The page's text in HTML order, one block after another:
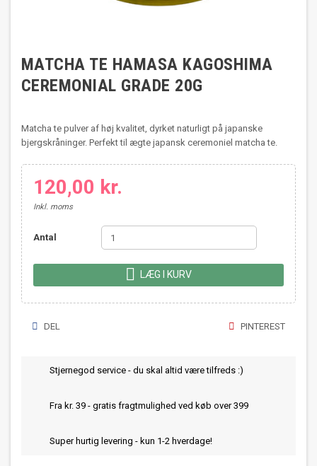
MATCHA TE HAMASA KAGOSHIMA
CEREMONIAL GRADE 20G
Matcha te pulver af høj kvalitet, dyrket naturligt på japanske
bjergskråninger. Perfekt til ægte japansk ceremoniel matcha te.
120,00 kr.
Inkl. moms
Antal
 LÆG I KURV
DEL PINTEREST
Stjernegod service - du skal altid være tilfreds :)
Fra kr. 39 - gratis fragtmulighed ved køb over 399
Super hurtig levering - kun 1-2 hverdage!